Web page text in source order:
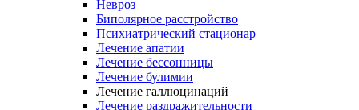
Невроз
Биполярное расстройство
Психиатрический стационар
Лечение апатии
Лечение бессонницы
Лечение булимии
Лечение галлюцинаций
Лечение раздражительности